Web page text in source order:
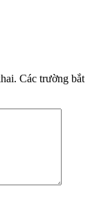
Các trường bắt